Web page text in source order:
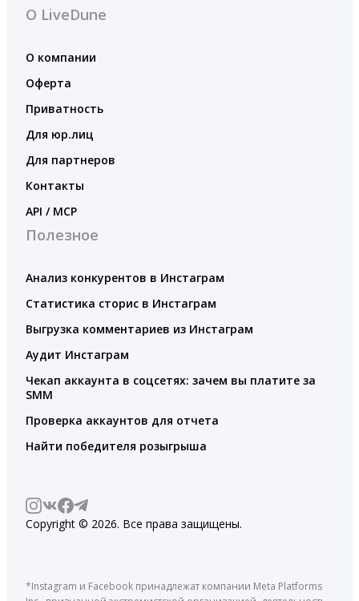
О LiveDune
О компании
Оферта
Приватность
Для юр.лиц
Для партнеров
Контакты
API / MCP
Полезное
Анализ конкурентов в Инстаграм
Статистика сторис в Инстаграм
Выгрузка комментариев из Инстаграм
Аудит Инстаграм
Чекап аккаунта в соцсетях: зачем вы платите за
SMM
Проверка аккаунтов для отчета
Найти победителя розыгрыша
Copyright © 2026. Все права защищены.
*Instagram и Facebook принадлежат компании Meta Platforms